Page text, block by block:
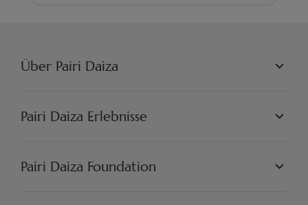
Über Pairi Daiza
PHILOSOPHIE
JOBS
KÜNSTLERISCH
Pairi Daiza Erlebnisse
PAIRI DAIZA ERLEBNISSE
PAIRI DAIZA RESORT
Pairi Daiza Foundation